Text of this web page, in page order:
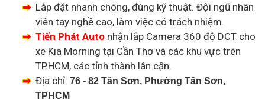
Lắp đặt nhanh chóng, đúng kỹ thuật. Đội ngũ nhân
viên tay nghề cao, làm việc có trách nhiệm.
Tiến Phát Auto nhận lắp Camera 360 độ DCT cho
xe Kia Morning tại Cần Thơ và các khu vực trên
TP.HCM, các tỉnh thành lân cận.
Địa chỉ: 76 - 82 Tân Sơn, Phường Tân Sơn,
TPHCM